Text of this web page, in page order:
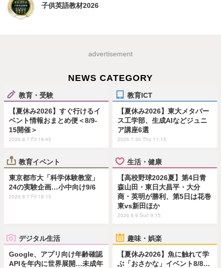
子供英語教材2026
advertisement
NEWS CATEGORY
教育・受験
【夏休み2026】すぐ行けるイ
ベント情報おまとめ便＜8/9-
15開催＞
2026.8.7 Fri 19:45
教育ICT
【夏休み2026】東大メタバー
ス工学部、生成AIなどジュニ
ア講座6選
2026.7.30 Thu 11:15
教育イベント
東京都市大「科学体験教室」
24の実験企画…小中向け9/6
2026.8.7 Fri 18:15
生活・健康
【高校野球2026夏】第4日青
森山田・東日大昌平・大分
商・英明が勝利、第5日は花巻
東vs新田ほか
2026.8.9 Sun 9:15
デジタル生活
Google、アプリ向け年齢確認
APIを年内に世界展開…未成年
趣味・娯楽
【夏休み2026】魚に触れて学
ぶ「おさかな」イベント8/8…